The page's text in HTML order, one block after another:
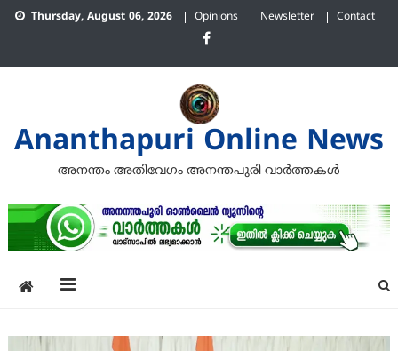
Skip Thursday, August 06, 2026 Opinions Newsletter Contact
Ananthapuri Online News
അനന്തം അതിവേഗം അനന്തപുരി വാര്‍ത്തകള്‍